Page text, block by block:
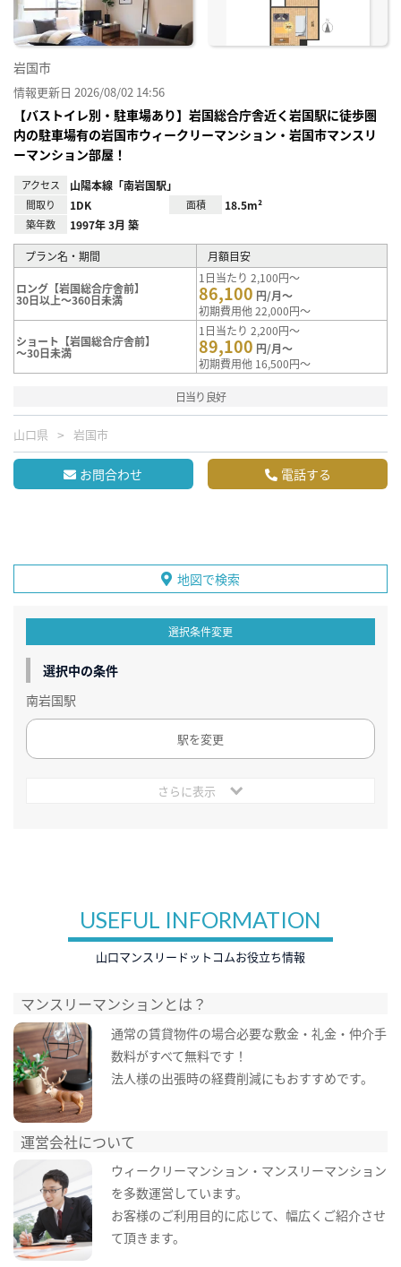
岩国市
情報更新日 2026/08/02 14:56
【バストイレ別・駐車場あり】岩国総合庁舎近く岩国駅に徒歩圏
内の駐車場有の岩国市ウィークリーマンション・岩国市マンスリ
ーマンション部屋！
アクセス 山陽本線「南岩国駅」
間取り 1DK 面積 18.5m²
築年数 1997年 3月 築
プラン名・期間 月額目安
ロング【岩国総合庁舎前】
30日以上～360日未満
1日当たり 2,100円～
86,100 円/月～
初期費用他 22,000円～
ショート【岩国総合庁舎前】
～30日未満
1日当たり 2,200円～
89,100 円/月～
初期費用他 16,500円～
日当り良好
山口県 岩国市
お問合わせ 電話する
地図で検索
選択条件変更
選択中の条件
南岩国駅
駅を変更
さらに表示
USEFUL INFORMATION
山口マンスリードットコムお役立ち情報
マンスリーマンションとは？
通常の賃貸物件の場合必要な敷金・礼金・仲介手
数料がすべて無料です！
法人様の出張時の経費削減にもおすすめです。
運営会社について
ウィークリーマンション・マンスリーマンション
を多数運営しています。
お客様のご利用目的に応じて、幅広くご紹介させ
て頂きます。